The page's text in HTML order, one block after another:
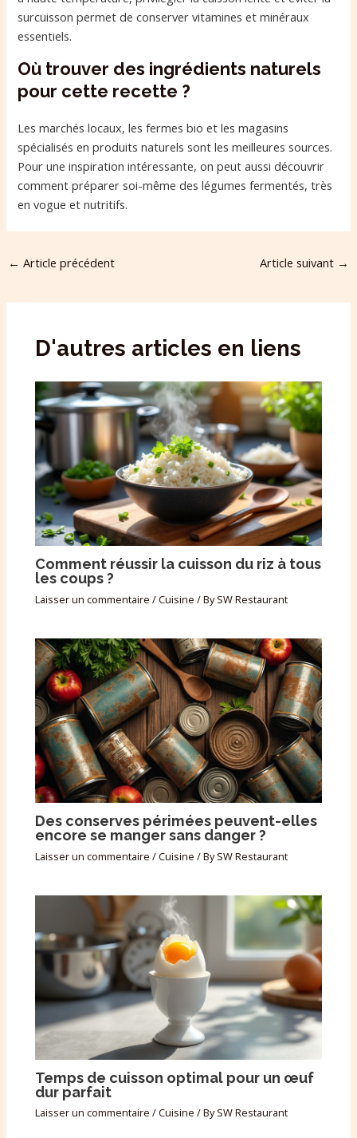
surcuisson permet de conserver vitamines et minéraux
essentiels.
Où trouver des ingrédients naturels
pour cette recette ?
Les marchés locaux, les fermes bio et les magasins
spécialisés en produits naturels sont les meilleures sources.
Pour une inspiration intéressante, on peut aussi découvrir
comment préparer soi-même des légumes fermentés, très
en vogue et nutritifs.
← Article précédent Article suivant →
D'autres articles en liens
Comment réussir la cuisson du riz à tous
les coups ?
Laisser un commentaire /Cuisine / BySW Restaurant
Des conserves périmées peuvent-elles
encore se manger sans danger ?
Laisser un commentaire /Cuisine / BySW Restaurant
Temps de cuisson optimal pour un œuf
dur parfait
Laisser un commentaire /Cuisine / BySW Restaurant